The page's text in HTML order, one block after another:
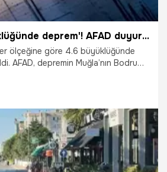
Ege'de 4.6 büyüklüğünde deprem'! AFAD duyurdu
ölçeğine göre 4.6 büyüklüğünde
AFAD, depremin Muğla’nın Bodrum